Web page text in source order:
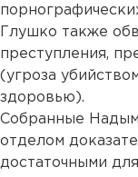
Глушко также
преступления,
(угроза
здоровью).
Собранные
отделом
достаточными